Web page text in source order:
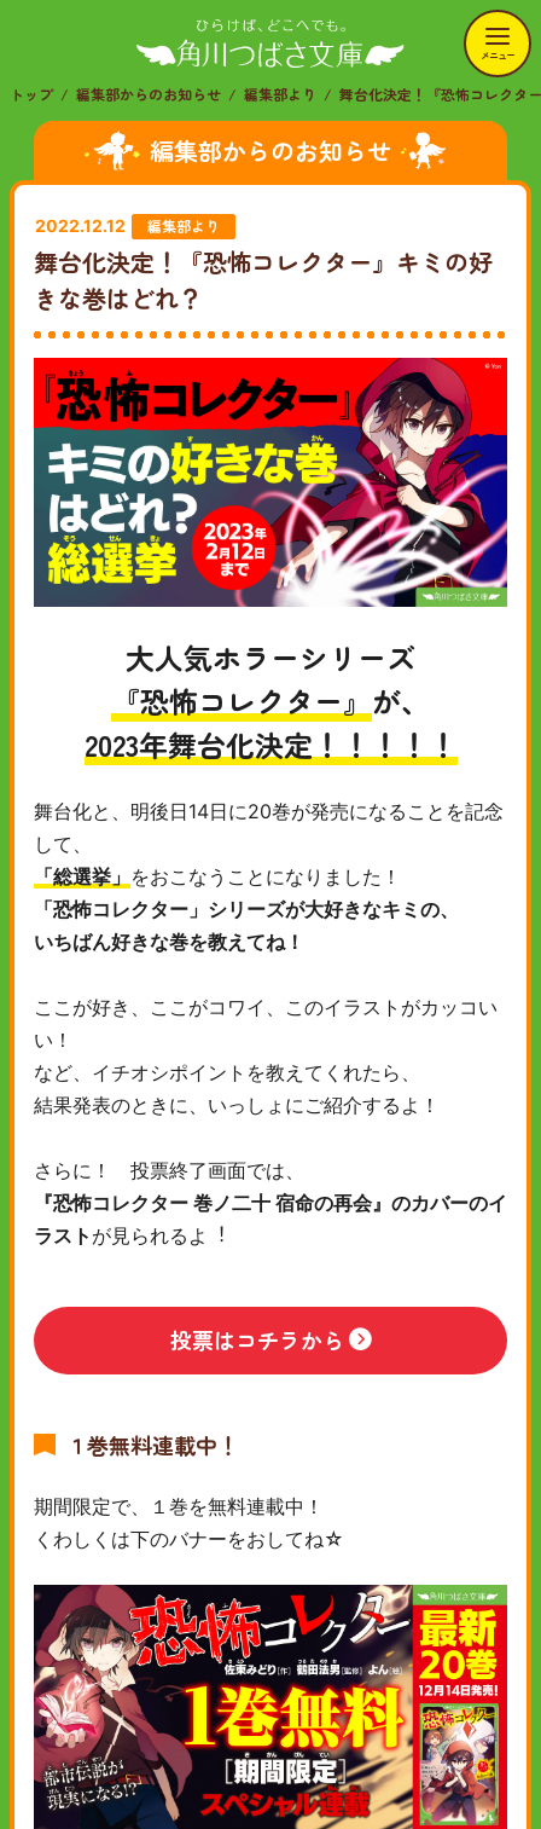
メニュー
トップ 編集部からのお知らせ 編集部より 舞台化決定！『恐怖コレクタ
編集部からのお知らせ
2022.12.12 編集部より
舞台化決定！『恐怖コレクター』キミの好
きな巻はどれ？
大人気ホラーシリーズ
『恐怖コレクター』 が、
2023年舞台化決定！！！！！
舞台化と、明後日14日に20巻が発売になることを記念
して、
「総選挙」 をおこなうことになりました！
「恐怖コレクター」シリーズが大好きなキミの、
いちばん好きな巻を教えてね！
ここが好き、ここがコワイ、このイラストがカッコい
い！
など、イチオシポイントを教えてくれたら、
結果発表のときに、いっしょにご紹介するよ！
さらに！ 投票終了画面では、
『恐怖コレクター 巻ノ二十 宿命の再会』のカバーのイ
ラスト が見られるよ︕
投票はコチラから
１巻無料連載中！
期間限定で、１巻を無料連載中！
くわしくは下のバナーをおしてね☆